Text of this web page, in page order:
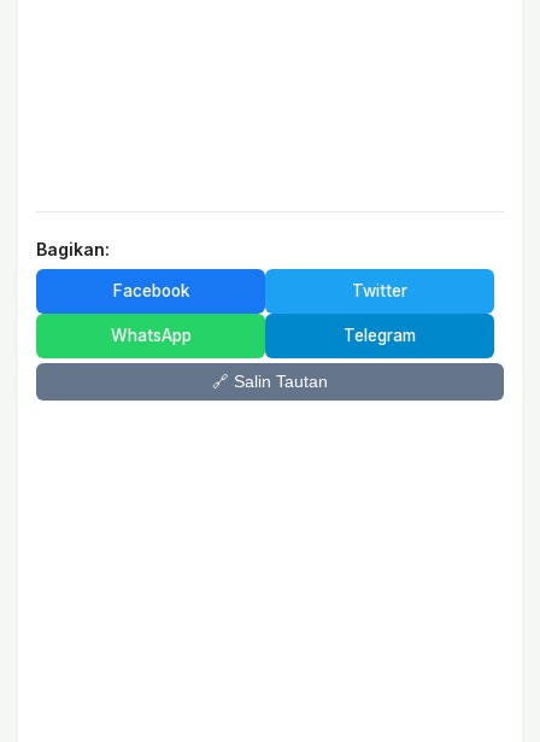
Bagikan:
Facebook Twitter
WhatsApp Telegram
🔗 Salin Tautan